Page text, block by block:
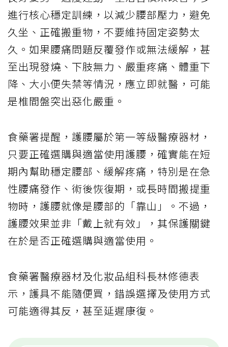
進行核心穩定訓練，以減少腰部壓力，避免
久坐、正確搬重物，不要維持固定姿勢太
久。如果腰痛問題反覆發作或無法緩解，甚
至出現發燒、下肢無力、嚴重疼痛、體重下
降、大小便失禁等情況，應立即就醫，可能
是椎間盤突出惡化嚴重。
食藥署提醒，護腰屬於第一等級醫療器材，
只要正確選購與適當使用護腰，確實能在短
期內幫助穩定腰部、緩解疼痛，特別是在急
性腰痛發作、術後恢復期，或長時間搬提重
物時，護腰就像是腰部的「靠山」。不過，
護腰效果並非「戴上就有效」，其保護關鍵
在於是否正確選購與適當使用。
食藥署醫療器材及化妝品組科長林修德表
示，護具不能隨便買，錯誤選擇及使用方式
可能適得其反，甚至延遲康復。